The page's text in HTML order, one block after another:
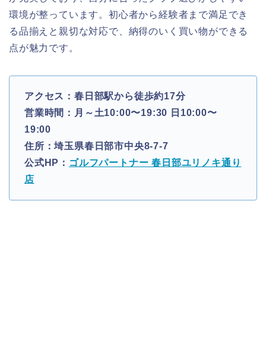
環境が整っています。初心者から経験者まで満足でき
る品揃えと親切な対応で、納得のいく買い物ができる
点が魅力です。
アクセス：春日部駅から徒歩約17分
営業時間：月～土10:00〜19:30 日10:00〜
19:00
住所：埼玉県春日部市中央8-7-7
公式HP： ゴルフパートナー 春日部ユリノキ通り
店